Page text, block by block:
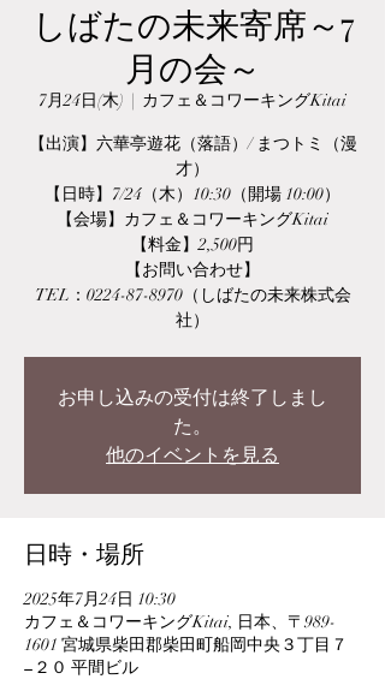
しばたの未来寄席～7
月の会～
7月24日(木)
  |
カフェ＆コワーキングKitai
【出演】六華亭遊花（落語）/ まつトミ（漫
才）
【日時】7/24（木）10:30（開場 10:00）
【会場】カフェ＆コワーキングKitai
【料金】2,500円
【お問い合わせ】
TEL：0224-87-8970（しばたの未来株式会
社）
お申し込みの受付は終了しまし
た。
他のイベントを見る
日時・場所
2025年7月24日 10:30
カフェ＆コワーキングKitai, 日本、〒989-
1601 宮城県柴田郡柴田町船岡中央３丁目７
−２０ 平間ビル